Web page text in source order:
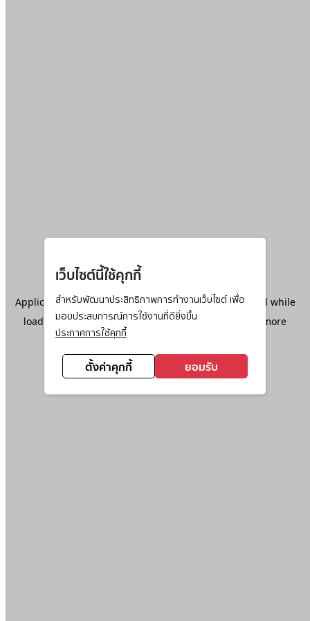
เว็บไซต์นี้ใช้คุกกี้
สำหรับพัฒนาประสิทธิภาพการทำงานเว็บไซต์ เพื่อ
มอบประสบการณ์การใช้งานที่ดียิ่งขึ้น
ประกาศการใช้คุกกี้
ตั้งค่าคุกกี้ ยอมรับ
Application error: aclient-side exception has occurred while
loadingwww.ktc.co.th(see the browser console
for more
information).